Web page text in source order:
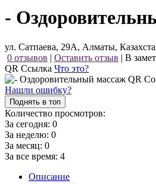
-
ул. Сатпаева, 29А, Алматы,
0 отзывов | Оставить отзыв | В
QR Ссылка Что это?
Нашли ошибку?
Поднять в топ
Количество просмотров:
За сегодня: 0
За неделю: 0
За месяц: 0
За все время: 4
Описание